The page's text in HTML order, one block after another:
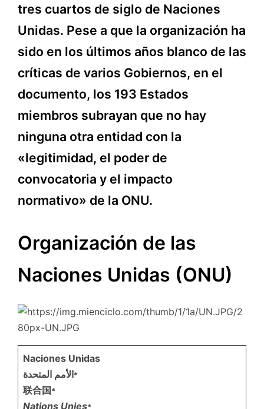
tres cuartos de siglo de Naciones
Unidas. Pese a que la organización ha
sido en los últimos años blanco de las
críticas de varios Gobiernos, en el
documento, los 193 Estados
miembros subrayan que no hay
ninguna otra entidad con la
«legitimidad, el poder de
convocatoria y el impacto
normativo» de la ONU.
Organización de las
Naciones Unidas (ONU)
Naciones Unidas
الأمم المتحدة*
联合国*
Nations Unies*